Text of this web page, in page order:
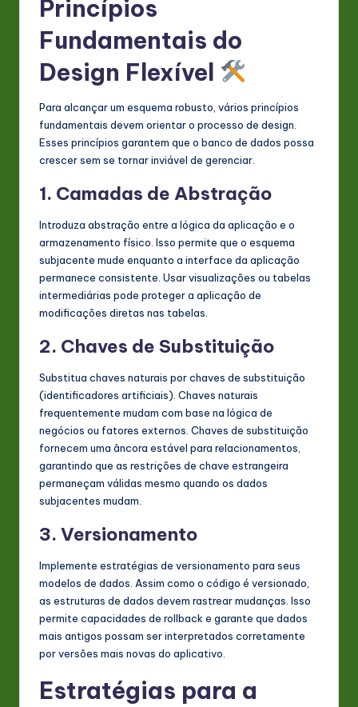
Princípios
Fundamentais do
Design Flexível
Para alcançar um esquema robusto, vários princípios
fundamentais devem orientar o processo de design.
Esses princípios garantem que o banco de dados possa
crescer sem se tornar inviável de gerenciar.
1. Camadas de Abstração
Introduza abstração entre a lógica da aplicação e o
armazenamento físico. Isso permite que o esquema
subjacente mude enquanto a interface da aplicação
permanece consistente. Usar visualizações ou tabelas
intermediárias pode proteger a aplicação de
modificações diretas nas tabelas.
2. Chaves de Substituição
Substitua chaves naturais por chaves de substituição
(identificadores artificiais). Chaves naturais
frequentemente mudam com base na lógica de
negócios ou fatores externos. Chaves de substituição
fornecem uma âncora estável para relacionamentos,
garantindo que as restrições de chave estrangeira
permaneçam válidas mesmo quando os dados
subjacentes mudam.
3. Versionamento
Implemente estratégias de versionamento para seus
modelos de dados. Assim como o código é versionado,
as estruturas de dados devem rastrear mudanças. Isso
permite capacidades de rollback e garante que dados
mais antigos possam ser interpretados corretamente
por versões mais novas do aplicativo.
Estratégias para a